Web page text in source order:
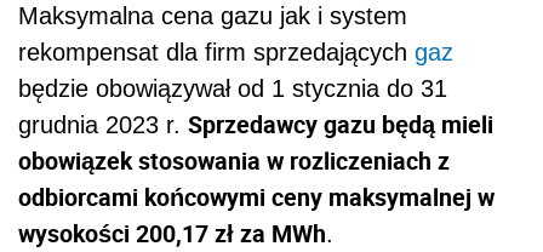
Maksymalna cena gazu jak i system
rekompensat dla firm sprzedających gaz
będzie obowiązywał od 1 stycznia do 31
grudnia 2023 r. Sprzedawcy gazu będą mieli
obowiązek stosowania w rozliczeniach z
odbiorcami końcowymi ceny maksymalnej w
wysokości 200,17 zł za MWh.